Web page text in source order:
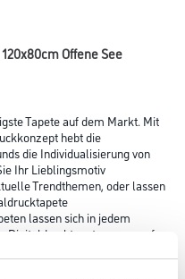
Offene See
Tapete auf dem Markt. Mit
hebt die
die Individualisierung von
Ihr Lieblingsmotiv
Trendthemen, oder lassen
lassen sich in jedem
Digitaldrucktapete genau auf